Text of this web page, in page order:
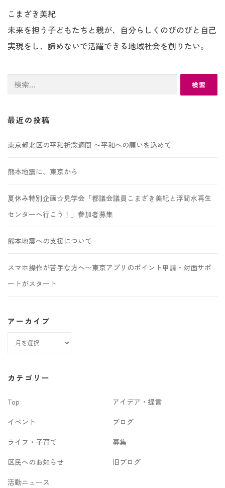
こまざき美紀
未来を担う子どもたちと親が、自分らしくのびのびと自己
実現をし、諦めないで活躍できる地域社会を創りたい。
検
最近の投稿
東京都北区の平和祈念週間 〜平和への願いを込めて
熊本地震に、東京から
夏休み特別企画☆見学会「都議会議員こまざき美紀と浮間水再生
センターへ行こう！」参加者募集
熊本地震への支援について
スマホ操作が苦手な方へ〜東京アプリのポイント申請・対面サポ
ートがスタート
アーカイブ
カ
ブ
カテゴリー
Top
アイデア・提言
イベント
ブログ
ライフ・子育て
募集
区民へのお知らせ
旧ブログ
活動ニュース